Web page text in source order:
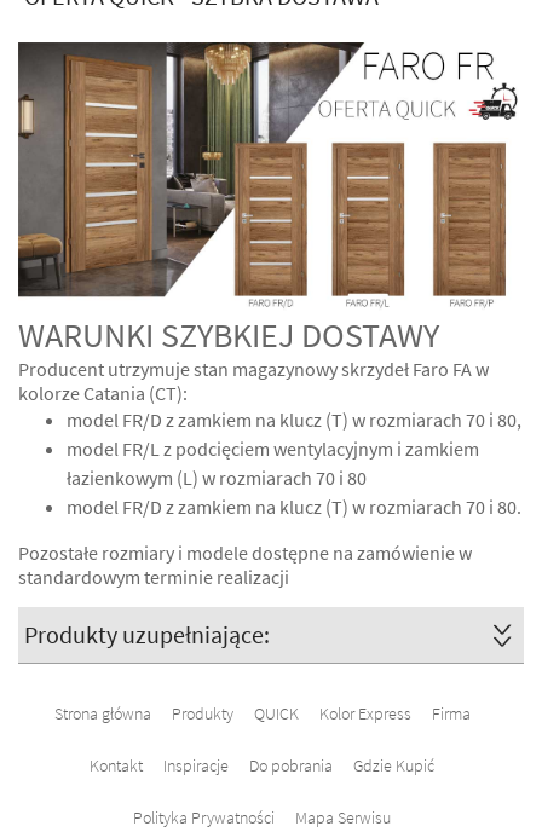
WARUNKI SZYBKIEJ DOSTAWY
Producent utrzymuje stan magazynowy skrzydeł Faro FA w
kolorze Catania (CT):
model FR/D z zamkiem na klucz (T) w rozmiarach 70 i 80,
model FR/L z podcięciem wentylacyjnym i zamkiem
łazienkowym (L) w rozmiarach 70 i 80
model FR/D z zamkiem na klucz (T) w rozmiarach 70 i 80.
Pozostałe rozmiary i modele dostępne na zamówienie w
standardowym terminie realizacji
Produkty uzupełniające:
Strona główna Produkty QUICK Kolor Express Firma
Kontakt Inspiracje Do pobrania Gdzie Kupić
Polityka Prywatności Mapa Serwisu